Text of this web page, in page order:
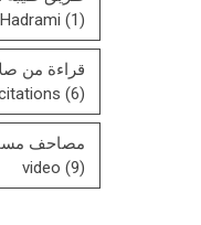
(1)
(6)
video (9)